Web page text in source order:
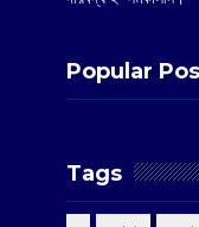
Popular
Tags